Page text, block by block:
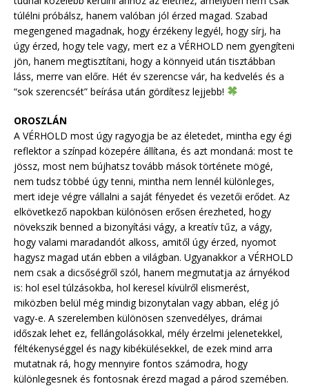
túlélni próbálsz, hanem valóban jól érzed magad. Szabad
megengened magadnak, hogy érzékeny legyél, hogy sírj, ha
úgy érzed, hogy tele vagy, mert ez a VÉRHOLD nem gyengíteni
jön, hanem megtisztítani, hogy a könnyeid után tisztábban
láss, merre van előre. Hét év szerencse vár, ha kedvelés és a
“sok szerencsét” beírása után gördítesz lejjebb!
OROSZLÁN
A VÉRHOLD most úgy ragyogja be az életedet, mintha egy égi
reflektor a színpad közepére állítana, és azt mondaná: most te
jössz, most nem bújhatsz tovább mások története mögé,
nem tudsz többé úgy tenni, mintha nem lennél különleges,
mert ideje végre vállalni a saját fényedet és vezetői erődet. Az
elkövetkező napokban különösen erősen érezheted, hogy
növekszik benned a bizonyítási vágy, a kreatív tűz, a vágy,
hogy valami maradandót alkoss, amitől úgy érzed, nyomot
hagysz magad után ebben a világban. Ugyanakkor a VÉRHOLD
nem csak a dicsőségről szól, hanem megmutatja az árnyékod
is: hol esel túlzásokba, hol keresel kívülről elismerést,
miközben belül még mindig bizonytalan vagy abban, elég jó
vagy-e. A szerelemben különösen szenvedélyes, drámai
időszak lehet ez, fellángolásokkal, mély érzelmi jelenetekkel,
féltékenységgel és nagy kibékülésekkel, de ezek mind arra
mutatnak rá, hogy mennyire fontos számodra, hogy
különlegesnek és fontosnak érezd magad a párod szemében.